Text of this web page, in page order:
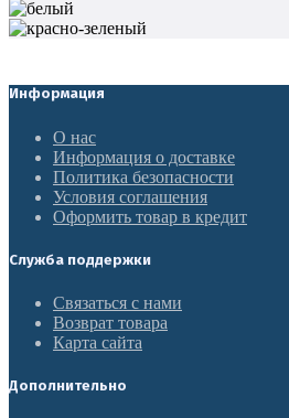
Информация
О нас
Информация о доставке
Политика безопасности
Условия соглашения
Оформить товар в кредит
Служба поддержки
Связаться с нами
Возврат товара
Карта сайта
Дополнительно